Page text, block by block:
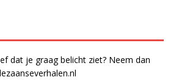
dat je graag belicht ziet? Neem dan